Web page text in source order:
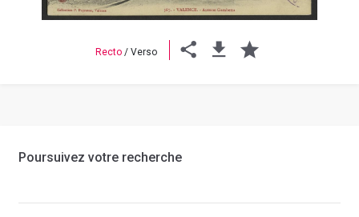
Recto / Verso
Poursuivez votre recherche